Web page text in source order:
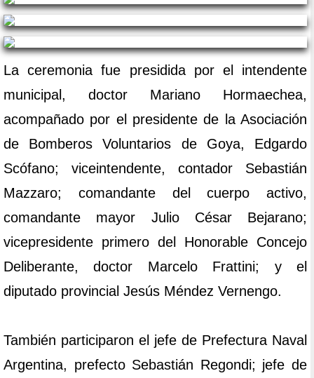
La ceremonia fue presidida por el intendente
municipal, doctor Mariano Hormaechea,
acompañado por el presidente de la Asociación
de Bomberos Voluntarios de Goya, Edgardo
Scófano; viceintendente, contador Sebastián
Mazzaro; comandante del cuerpo activo,
comandante mayor Julio César Bejarano;
vicepresidente primero del Honorable Concejo
Deliberante, doctor Marcelo Frattini; y el
diputado provincial Jesús Méndez Vernengo.
También participaron el jefe de Prefectura Naval
Argentina, prefecto Sebastián Regondi; jefe de